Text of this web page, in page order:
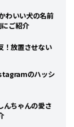
わいい犬の名前
ご紹介
！放置させない
のハッシ
んちゃんの愛さ